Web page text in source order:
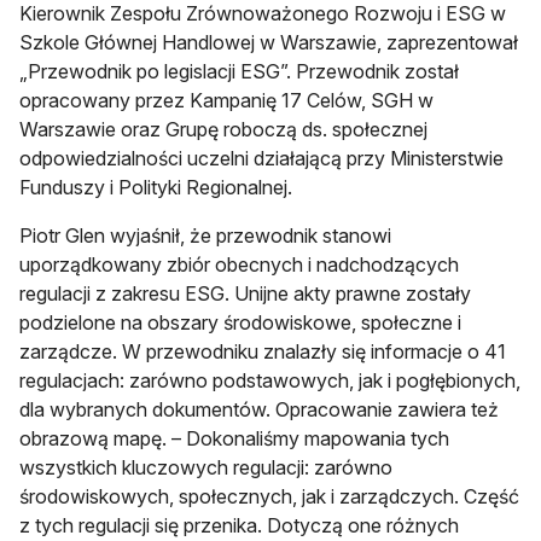
Kierownik Zespołu Zrównoważonego Rozwoju i ESG w
Szkole Głównej Handlowej w Warszawie, zaprezentował
„Przewodnik po legislacji ESG”. Przewodnik został
opracowany przez Kampanię 17 Celów, SGH w
Warszawie oraz Grupę roboczą ds. społecznej
odpowiedzialności uczelni działającą przy Ministerstwie
Funduszy i Polityki Regionalnej.
Piotr Glen wyjaśnił, że przewodnik stanowi
uporządkowany zbiór obecnych i nadchodzących
regulacji z zakresu ESG. Unijne akty prawne zostały
podzielone na obszary środowiskowe, społeczne i
zarządcze. W przewodniku znalazły się informacje o 41
regulacjach: zarówno podstawowych, jak i pogłębionych,
dla wybranych dokumentów. Opracowanie zawiera też
obrazową mapę. – Dokonaliśmy mapowania tych
wszystkich kluczowych regulacji: zarówno
środowiskowych, społecznych, jak i zarządczych. Część
z tych regulacji się przenika. Dotyczą one różnych